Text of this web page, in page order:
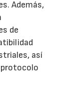
Además,
de
así